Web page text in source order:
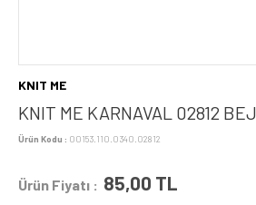
KNIT ME
KNIT ME KARNAVAL 02812 BEJ
Ürün Kodu : 00153.110.0340.02812
Ürün Fiyatı : 85,00 TL